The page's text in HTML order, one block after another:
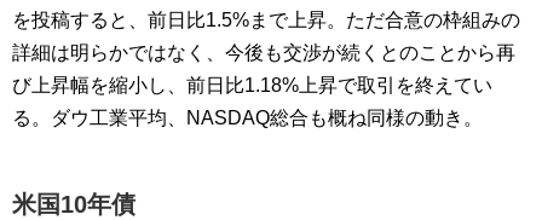
を投稿すると、前日比1.5%まで上昇。ただ合意の枠組みの
詳細は明らかではなく、今後も交渉が続くとのことから再
び上昇幅を縮小し、前日比1.18%上昇で取引を終えてい
る。ダウ工業平均、NASDAQ総合も概ね同様の動き。
米国10年債